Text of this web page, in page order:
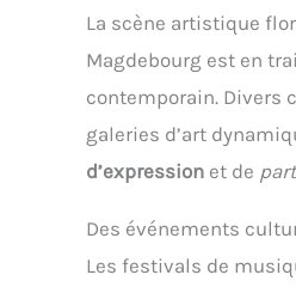
La scène artistique
Magdebourg est en
contemporain. Divers
galeries d’art
d’expression et de
Des événements
Les festivals de